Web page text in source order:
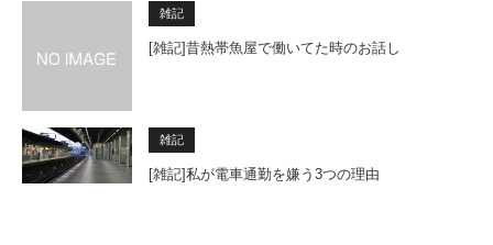
雑記
[雑記]昔熱帯魚屋で働いてた時のお話し
雑記
[雑記]私が電車通勤を嫌う3つの理由